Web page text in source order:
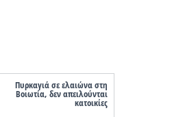
Πυρκαγιά σε ελαιώνα στη
Βοιωτία, δεν απειλούνται
κατοικίες